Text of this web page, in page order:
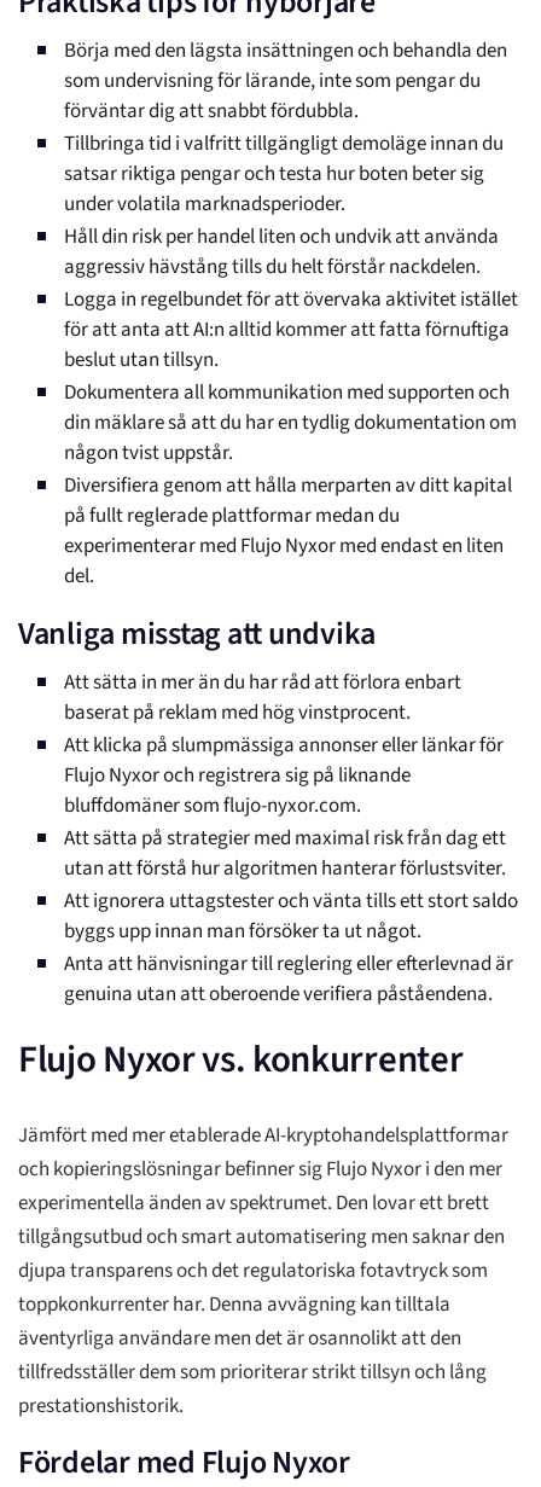
Börja med den lägsta insättningen och behandla den
som undervisning för lärande, inte som pengar du
förväntar dig att snabbt fördubbla.
Tillbringa tid i valfritt tillgängligt demoläge innan du
satsar riktiga pengar och testa hur boten beter sig
under volatila marknadsperioder.
Håll din risk per handel liten och undvik att använda
aggressiv hävstång tills du helt förstår nackdelen.
Logga in regelbundet för att övervaka aktivitet istället
för att anta att AI:n alltid kommer att fatta förnuftiga
beslut utan tillsyn.
Dokumentera all kommunikation med supporten och
din mäklare så att du har en tydlig dokumentation om
någon tvist uppstår.
Diversifiera genom att hålla merparten av ditt kapital
på fullt reglerade plattformar medan du
experimenterar med Flujo Nyxor med endast en liten
del.
Vanliga misstag att undvika
Att sätta in mer än du har råd att förlora enbart
baserat på reklam med hög vinstprocent.
Att klicka på slumpmässiga annonser eller länkar för
Flujo Nyxor och registrera sig på liknande
bluffdomäner som flujo-nyxor.com.
Att sätta på strategier med maximal risk från dag ett
utan att förstå hur algoritmen hanterar förlustsviter.
Att ignorera uttagstester och vänta tills ett stort saldo
byggs upp innan man försöker ta ut något.
Anta att hänvisningar till reglering eller efterlevnad är
genuina utan att oberoende verifiera påståendena.
Flujo Nyxor vs. konkurrenter
Jämfört med mer etablerade AI-kryptohandelsplattformar
och kopieringslösningar befinner sig Flujo Nyxor i den mer
experimentella änden av spektrumet. Den lovar ett brett
tillgångsutbud och smart automatisering men saknar den
djupa transparens och det regulatoriska fotavtryck som
toppkonkurrenter har. Denna avvägning kan tilltala
äventyrliga användare men det är osannolikt att den
tillfredsställer dem som prioriterar strikt tillsyn och lång
prestationshistorik.
Fördelar med Flujo Nyxor